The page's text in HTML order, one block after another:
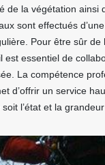
de la végétation ainsi
sont effectués
Pour être sûr de
est essentiel de
La compétence
d’offrir un service
l’état et la